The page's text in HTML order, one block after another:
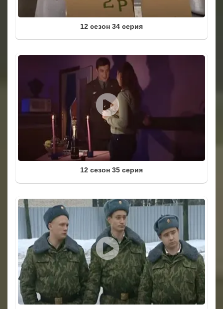
12 сезон 34 серия
12 сезон 35 серия